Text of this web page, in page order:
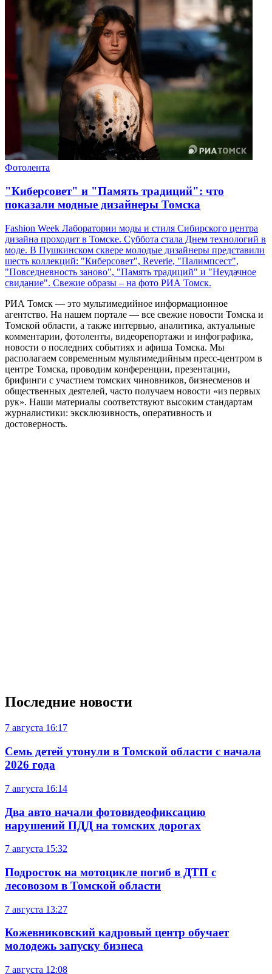
Фотолента
"Киберсовет" и "Память традиций": что
показали модные дизайнеры Томска
Fashion Week Лаборатории моды и стиля Сибирского центра
дизайна проходит в Томске. Суббота стала Днем технологий в
моде. В Пушкинском сквере молодые дизайнеры представили
шесть коллекций: "Киберсовет", Reverie, "Палимпсест",
"Повседневность заново", "Память традиций" и "Неудачное
свидание". Свежие образы – на фото РИА Томск.
РИА Томск — это мультимедийное информационное
агентство. На нашем портале — все свежие новости Томска и
Томской области, а также интервью, аналитика, актуальные
комментарии, фотоленты, видеорепортажи и инфографика,
новости о последних событиях и афиша Томска. Мы
располагаем современным мультимедийным пресс-центром в
центре Томска, проводим конференции, презентации,
брифинги с участием томских чиновников, бизнесменов и
общественных деятелей, часто получаем новости «из первых
рук». Наши материалы соответствуют высоким стандартам
журналистики: эксклюзивность, оперативность и
достоверность.
Последние новости
7 августа 16:17
Семь детей утонули в Томской области с начала
2026 года
7 августа 16:14
Два авто начали фотовидеофиксацию
нарушений ПДД на томских дорогах
7 августа 15:32
Подросток на мотоцикле погиб в ДТП с
лесовозом в Томской области
7 августа 13:27
Кожевниковский кадровый центр обучает
молодежь запуску бизнеса
7 августа 12:08